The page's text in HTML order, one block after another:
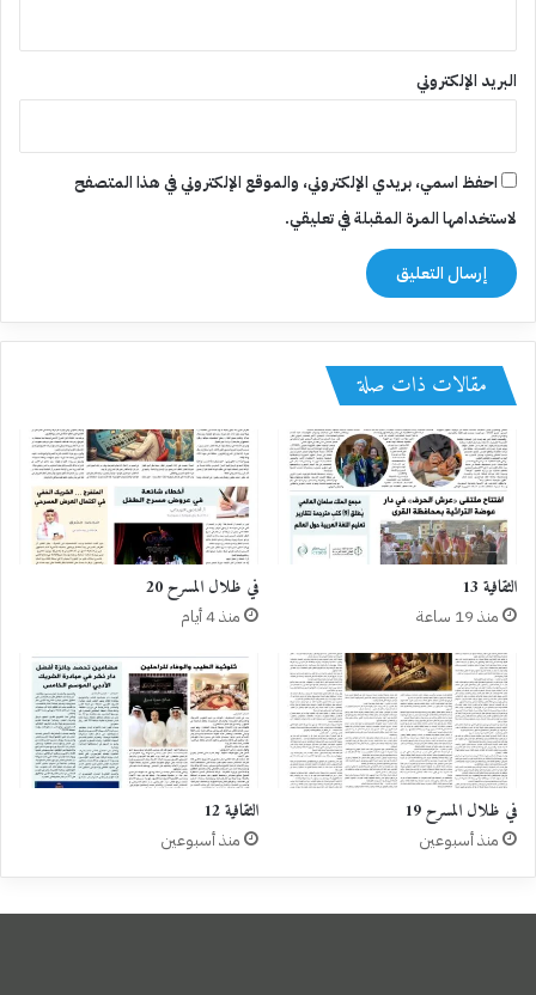
البريد الإلكتروني
احفظ اسمي، بريدي الإلكتروني، والموقع الإلكتروني في هذا المتصفح
لاستخدامها المرة المقبلة في تعليقي.
مقالات ذات صلة
الثقافية 13
منذ 19 ساعة
في ظلال المسرح 20
منذ 4 أيام
في ظلال المسرح 19
منذ أسبوعين
الثقافية 12
منذ أسبوعين